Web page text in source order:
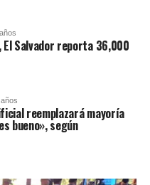
Salvador reporta 36,000
reemplazará mayoría
bueno», según